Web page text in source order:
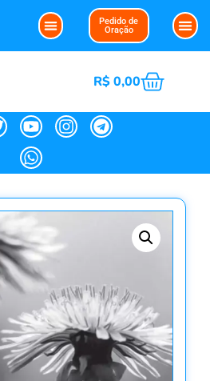
Pedido de
Oração
R$0,00